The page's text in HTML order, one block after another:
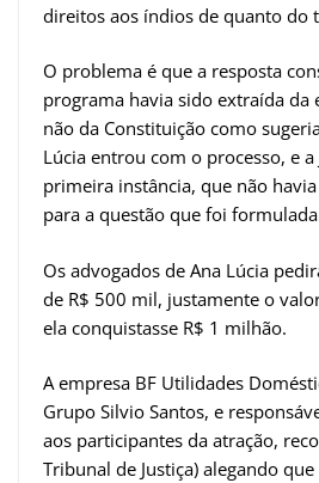
direitos aos índios de quanto do
O problema é que a resposta
programa havia sido extraída da
não da Constituição como
Lúcia entrou com o processo, e
primeira instância, que não
para a questão que foi
Os advogados de Ana Lúcia
de R$ 500 mil, justamente o
ela conquistasse R$ 1 milhão.
A empresa BF Utilidades
Grupo Silvio Santos, e
aos participantes da atração,
Tribunal de Justiça) alegando